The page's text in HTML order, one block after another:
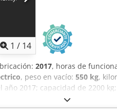
1 / 14
2017, horas de
, peso en vacío: 550 kg,
2017; capacidad de 2200
palés europeos. Vea el vídeo